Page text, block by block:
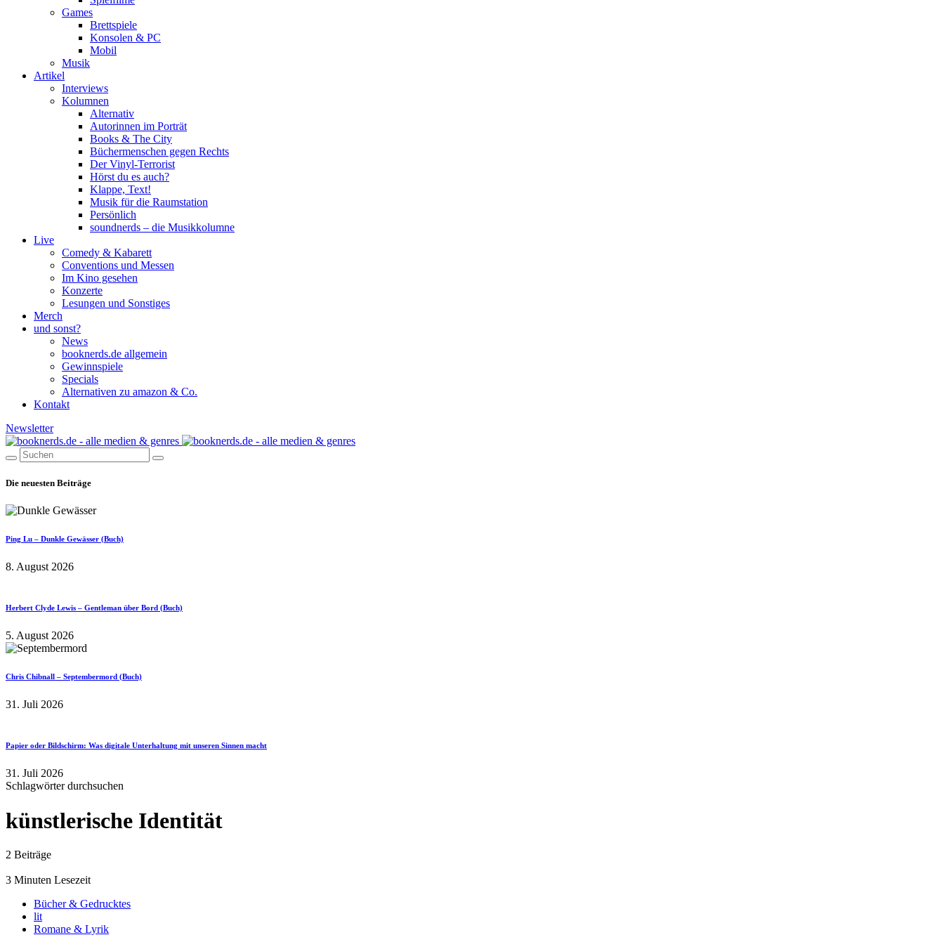
Games
Brettspiele
Konsolen & PC
Mobil
Musik
Artikel
Interviews
Kolumnen
Alternativ
Autorinnen im Porträt
Books & The City
Büchermenschen gegen Rechts
Der Vinyl-Terrorist
Hörst du es auch?
Klappe, Text!
Musik für die Raumstation
Persönlich
soundnerds – die Musikkolumne
Live
Comedy & Kabarett
Conventions und Messen
Im Kino gesehen
Konzerte
Lesungen und Sonstiges
Merch
und sonst?
News
booknerds.de allgemein
Gewinnspiele
Specials
Alternativen zu amazon & Co.
Kontakt
Newsletter
Die neuesten Beiträge
Ping Lu – Dunkle Gewässer (Buch)
8. August 2026
Herbert Clyde Lewis – Gentleman über Bord (Buch)
5. August 2026
Chris Chibnall – Septembermord (Buch)
31. Juli 2026
Papier oder Bildschirm: Was digitale Unterhaltung mit unseren Sinnen macht
31. Juli 2026
Schlagwörter durchsuchen
künstlerische Identität
2 Beiträge
3 Minuten Lesezeit
Bücher & Gedrucktes
lit
Romane & Lyrik